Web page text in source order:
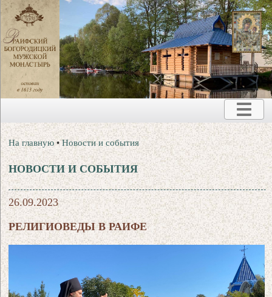
На главную •Новости и события
НОВОСТИ И СОБЫТИЯ
26.09.2023
РЕЛИГИОВЕДЫ В РАИФЕ